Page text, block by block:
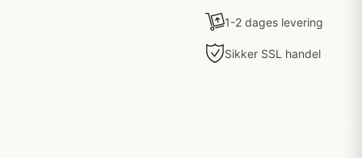
1-2 dages levering
Sikker SSL handel